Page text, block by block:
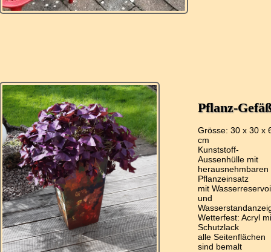
Pflanz-
Grösse: 30 x 30 x
cm
Kunststoff-
Aussenhülle mit
herausnehmbaren
Pflanzeinsatz
mit
und
Wetterfest: Acryl
Schutzlack
alle Seitenflächen
sind bemalt